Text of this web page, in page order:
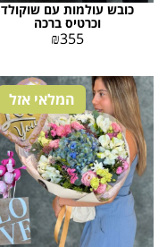
כובש עולמות עם שוקולד
וכרטיס ברכה
₪355
המלאי אזל